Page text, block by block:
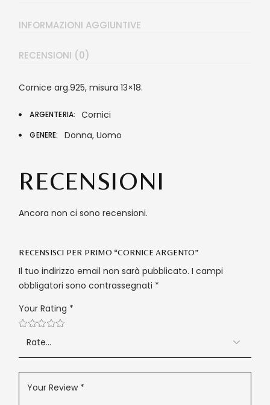
INFORMAZIONI AGGIUNTIVE
RECENSIONI (0)
Cornice arg.925, misura 13×18.
ARGENTERIA Cornici
GENERE Donna, Uomo
RECENSIONI
Ancora non ci sono recensioni.
RECENSISCI PER PRIMO “CORNICE ARGENTO”
Il tuo indirizzo email non sarà pubblicato. I campi
obbligatori sono contrassegnati *
Your Rating *